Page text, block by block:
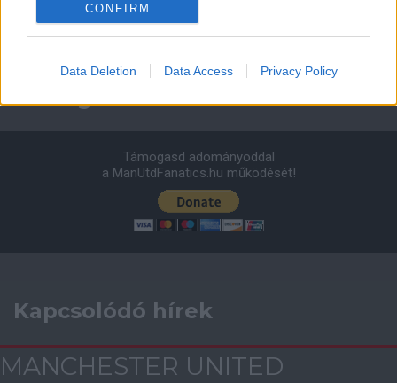
CONFIRM
Data Deletion Data Access Privacy Policy
ELŐZŐ MÉRKŐZÉSEK
Támogatás
Támogasd adományoddal
a ManUtdFanatics.hu működését!
Kapcsolódó hírek
MANCHESTER UNITED